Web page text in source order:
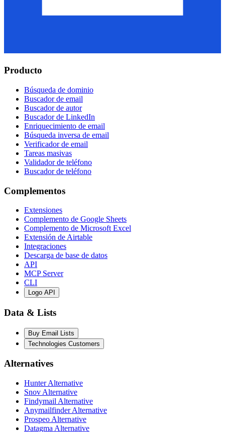
Producto
Búsqueda de dominio
Buscador de email
Buscador de autor
Buscador de LinkedIn
Enriquecimiento de email
Búsqueda inversa de email
Verificador de email
Tareas masivas
Validador de teléfono
Buscador de teléfono
Complementos
Extensiones
Complemento de Google Sheets
Complemento de Microsoft Excel
Extensión de Airtable
Integraciones
Descarga de base de datos
API
MCP Server
CLI
Logo API
Data & Lists
Buy Email Lists
Technologies Customers
Alternatives
Hunter Alternative
Snov Alternative
Findymail Alternative
Anymailfinder Alternative
Prospeo Alternative
Datagma Alternative